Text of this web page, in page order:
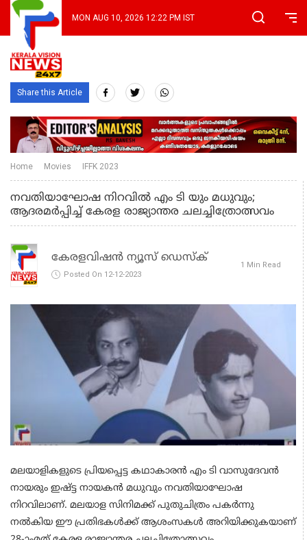
MON AUG 10, 2026 12:22 PM IST
Share this Article
Home Movies IFFK 2023
നവതിയാഘോഷ നിറവില്‍ എം ടി യും മധുവും;
ആദരമര്‍പ്പിച്ച് കേരള രാജ്യാന്തര ചലച്ചിത്രോത്സവം
കേരളവിഷൻ ന്യൂസ് ഡെസ്‌ക്
Posted On 12-12-2023
1 Min Read
മലയാളികളുടെ പ്രിയപ്പെട്ട കഥാകാരൻ എം ടി വാസുദേവൻ
നായരും ഇഷ്ട്ട നായകൻ മധുവും നവതിയാഘോഷ
നിറവിലാണ്. മലയാള സിനിമക്ക് പുതുചിത്രം പകർന്നു
നൽകിയ ഈ പ്രതിഭകൾക്ക് ആശംസകൾ അറിയിക്കുകയാണ്